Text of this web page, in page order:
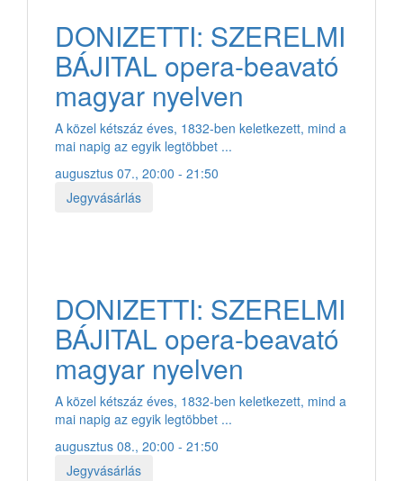
DONIZETTI: SZERELMI
BÁJITAL opera-beavató
magyar nyelven
A közel kétszáz éves, 1832-ben keletkezett, mind a
mai napig az egyik legtöbbet ...
augusztus 07., 20:00 - 21:50
Jegyvásárlás
DONIZETTI: SZERELMI
BÁJITAL opera-beavató
magyar nyelven
A közel kétszáz éves, 1832-ben keletkezett, mind a
mai napig az egyik legtöbbet ...
augusztus 08., 20:00 - 21:50
Jegyvásárlás